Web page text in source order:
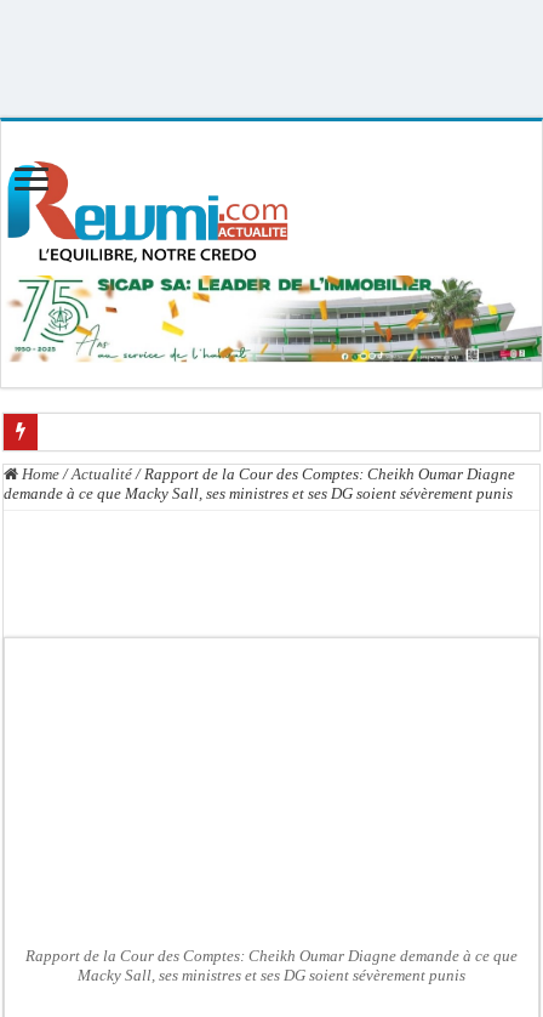
Crise en Guinée Bissau : la médiation sénégalaise a présenté les contours de
Home / Actualité / Rapport de la Cour des Comptes: Cheikh Oumar Diagne
demande à ce que Macky Sall, ses ministres et ses DG soient sévèrement punis
Rapport de la Cour des Comptes: Cheikh Oumar Diagne demande à ce que
Macky Sall, ses ministres et ses DG soient sévèrement punis